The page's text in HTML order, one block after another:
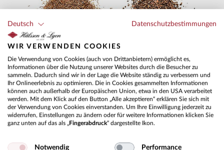
ROOIBOS
Der Rooibos verfügt über eine natürliche Süße, ist koffeinfrei
und reich an Mineralstoffen und Vitaminen.
weiterlesen
Deutsch Datenschutzbestimmungen
WIR VERWENDEN COOKIES
Die Verwendung von Cookies (auch von Drittanbietern) ermöglicht es,
Informationen über die Nutzung unserer Websites durch die Besucher zu
sammeln. Dadurch sind wir in der Lage die Website ständig zu verbessern und
Ihr Onlineerlebnis zu optimieren. Die in Cookies gesammelten Informationen
können auch außerhalb der Europäischen Union, etwa in den USA verarbeitet
werden. Mit dem Klick auf den Button „Alle akzeptieren“ erklären Sie sich mit
der Verwendung von Cookies einverstanden. Um Ihre Einwilligung jederzeit zu
widerrufen, Einstellungen zu ändern oder für weitere Informationen klicken Sie
ganz unten auf das als „Fingerabdruck“ dargestellte Ikon.
Notwendig Performance